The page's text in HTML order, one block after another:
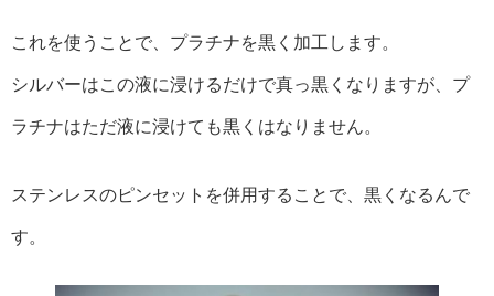
これを使うことで、プラチナを黒く加工します。
シルバーはこの液に浸けるだけで真っ黒くなりますが、プ
ラチナはただ液に浸けても黒くはなりません。
ステンレスのピンセットを併用することで、黒くなるんで
す。